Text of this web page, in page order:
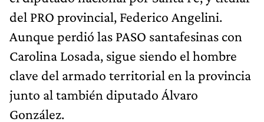
del PRO provincial, Federico Angelini.
Aunque perdió las PASO santafesinas con
Carolina Losada, sigue siendo el hombre
clave del armado territorial en la provincia
junto al también diputado Álvaro
González.